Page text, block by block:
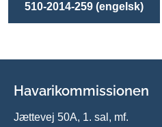
510-2014-259 (engelsk)
Havarikommissionen
Jættevej 50A, 1. sal, mf.